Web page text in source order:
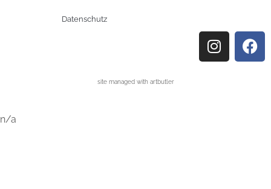
Datenschutz
site managed with artbutler
n/a